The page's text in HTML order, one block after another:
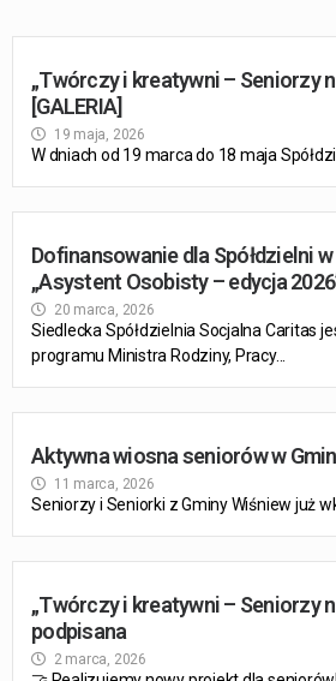
„Twórczy i kreatywni – Seniorzy
[GALERIA]
19 maja, 2026
W dniach od 19 marca do 18 maja
Dofinansowanie dla Spółdzielni
„Asystent Osobisty – edycja
20 marca, 2026
Siedlecka Spółdzielnia Socjalna Caritas
programu Ministra Rodziny, Pracy...
Aktywna wiosna seniorów w
11 marca, 2026
Seniorzy i Seniorki z Gminy Wiśniew już
„Twórczy i kreatywni – Seniorzy
podpisana
2 marca, 2026